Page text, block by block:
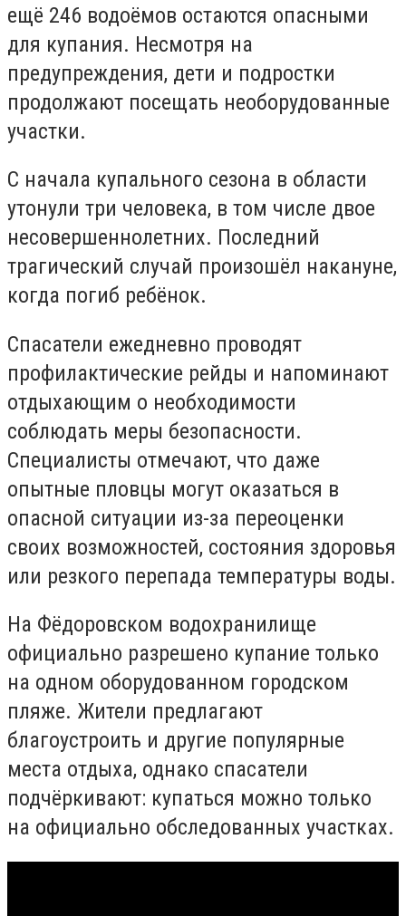
ещё 246 водоёмов остаются опасными
для купания. Несмотря на
предупреждения, дети и подростки
продолжают посещать необорудованные
участки.
С начала купального сезона в области
утонули три человека, в том числе двое
несовершеннолетних. Последний
трагический случай произошёл накануне,
когда погиб ребёнок.
Спасатели ежедневно проводят
профилактические рейды и напоминают
отдыхающим о необходимости
соблюдать меры безопасности.
Специалисты отмечают, что даже
опытные пловцы могут оказаться в
опасной ситуации из-за переоценки
своих возможностей, состояния здоровья
или резкого перепада температуры воды.
На Фёдоровском водохранилище
официально разрешено купание только
на одном оборудованном городском
пляже. Жители предлагают
благоустроить и другие популярные
места отдыха, однако спасатели
подчёркивают: купаться можно только
на официально обследованных участках.